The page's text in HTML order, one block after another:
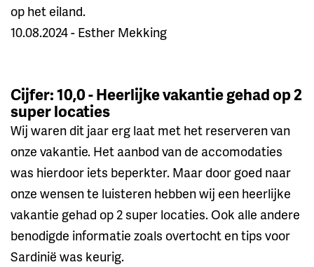
op het eiland.
10.08.2024 - Esther Mekking
Cijfer: 10,0 - Heerlijke vakantie gehad op 2
super locaties
Wij waren dit jaar erg laat met het reserveren van
onze vakantie. Het aanbod van de accomodaties
was hierdoor iets beperkter. Maar door goed naar
onze wensen te luisteren hebben wij een heerlijke
vakantie gehad op 2 super locaties. Ook alle andere
benodigde informatie zoals overtocht en tips voor
Sardinië was keurig.